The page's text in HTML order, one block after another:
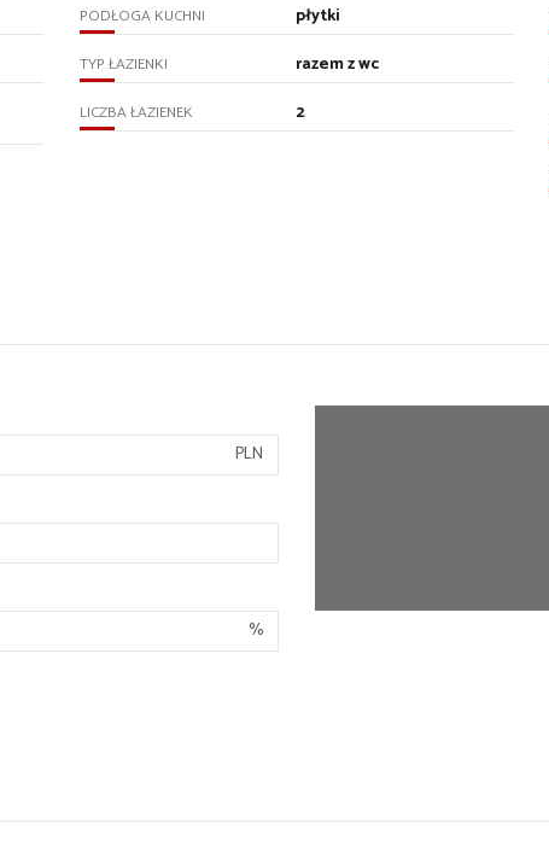
PODŁOGA KUCHNI płytki
TYP ŁAZIENKI razem z wc
LICZBA ŁAZIENEK 2
PLN
%